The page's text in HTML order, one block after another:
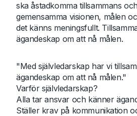
ska åstadkomma tillsammans
gemensamma visionen, målen
det känns meningsfullt.
ägandeskap om att nå målen.
"Med självledarskap har vi
ägandeskap om att nå målen."
Varför självledarskap?
Alla tar ansvar och känner
Ställer krav på kommunikation